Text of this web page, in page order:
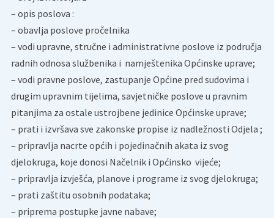
– opis poslova :
– obavlja poslove pročelnika
– vodi upravne, stručne i administrativne poslove iz područja
radnih odnosa službenika i namještenika Općinske uprave;
– vodi pravne poslove, zastupanje Općine pred sudovima i
drugim upravnim tijelima, savjetničke poslove u pravnim
pitanjima za ostale ustrojbene jedinice Općinske uprave;
– prati i izvršava sve zakonske propise iz nadležnosti Odjela ;
– pripravlja nacrte općih i pojedinačnih akata iz svog
djelokruga, koje donosi Načelnik i Općinsko vijeće;
– pripravlja izvješća, planove i programe iz svog djelokruga;
– prati zaštitu osobnih podataka;
– priprema postupke javne nabave;